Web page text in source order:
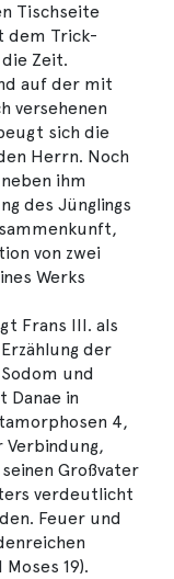
Tischseite
dem Trick-
Zeit.
auf der mit
versehenen
sich die
Herrn. Noch
ihm
des Jünglings
von zwei
Werks
Frans III. als
der
und
Danae in
4,
Verbindung,
Großvater
verdeutlicht
Feuer und
19).